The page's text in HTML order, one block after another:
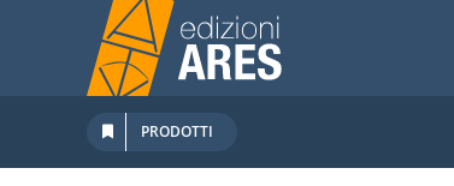
contenuto
PRODOTTI